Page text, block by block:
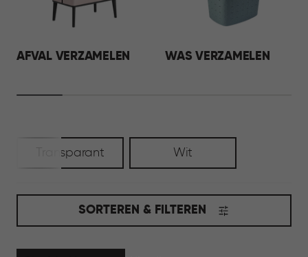
AFVAL VERZAMELEN WAS VERZAMELEN
Transparant Wit
SORTEREN & FILTEREN